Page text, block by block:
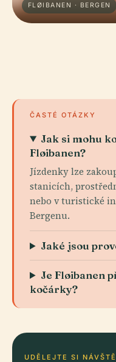
FLØIBANEN · BERGEN
ČASTÉ OTÁZKY
Jak si mohu
Fløibanen?
Jízdenky lze
stanicích,
nebo v turistické
Bergenu.
Jaké jsou
Je Fløibanen
kočárky?
UDĚLEJTE SI